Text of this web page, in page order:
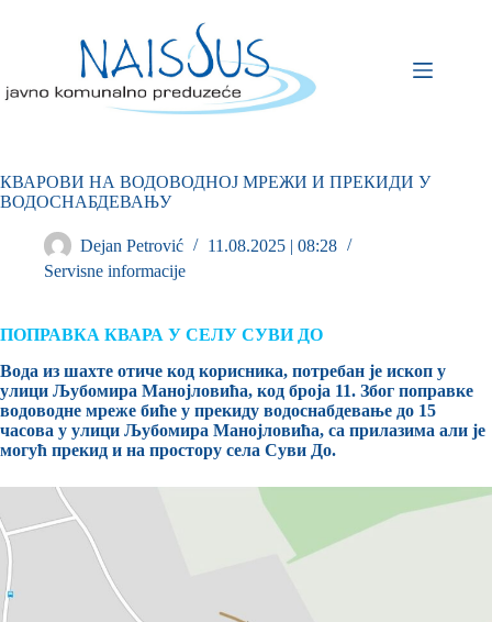
КВАРОВИ НА ВОДОВОДНОЈ МРЕЖИ И ПРЕКИДИ У
ВОДОСНАБДЕВАЊУ
Dejan Petrović
11.08.2025 | 08:28
Servisne informacije
ПОПРАВКА КВАРА У СЕЛУ СУВИ ДО
Вода из шахте отиче код корисника, потребан је ископ у
улици Љубомира Манојловића, код броја 11. Због поправке
водоводне мреже биће у прекиду водоснабдевање до 15
часова у улици Љубомира Манојловића, са прилазима али је
могућ прекид и на простору села Суви До.